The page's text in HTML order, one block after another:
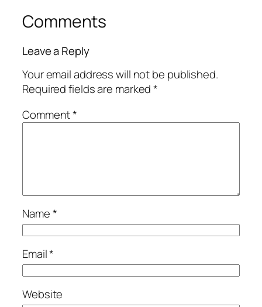
Comments
Leave a Reply
Your email address will not be published.
Required fields are marked*
Comment*
Name*
Email*
Website